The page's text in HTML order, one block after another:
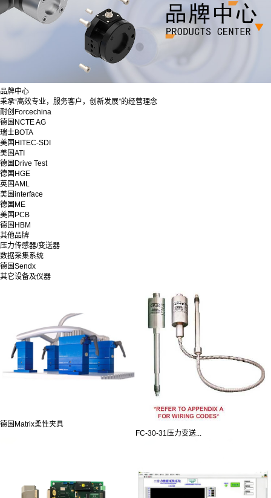
品牌中心
秉承“高效专业，服务客户，创新发展”的经营理念
耐创Forcechina
德国NCTE AG
瑞士BOTA
美国HITEC-SDI
美国ATI
德国Drive Test
德国HGE
英国AML
美国interface
德国ME
美国PCB
德国HBM
其他品牌
压力传感器/变送器
数据采集系统
德国Sendx
其它设备及仪器
德国Matrix柔性夹具
FC-30-31压力变送...